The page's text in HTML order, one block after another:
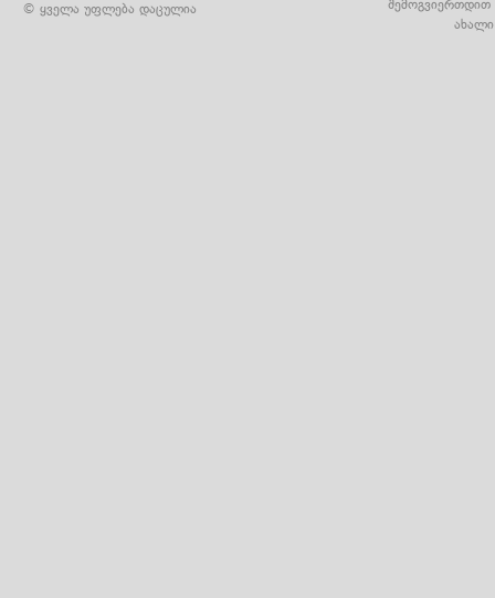
© ყველა უფლება დაცულია
შემოგვიერთდით
ახალი